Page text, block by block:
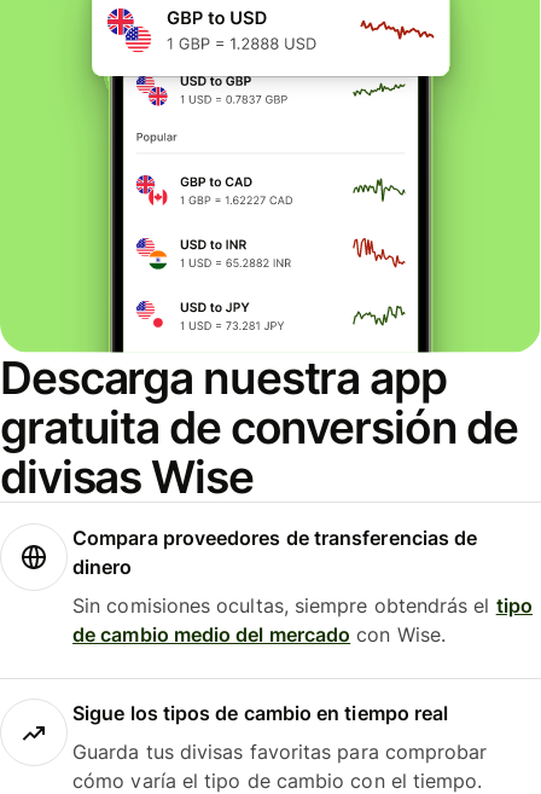
Descarga nuestra app
gratuita de conversión de
divisas Wise
Compara proveedores de transferencias de
dinero
Sin comisiones ocultas, siempre obtendrás el tipo
de cambio medio del mercado con Wise.
Sigue los tipos de cambio en tiempo real
Guarda tus divisas favoritas para comprobar
cómo varía el tipo de cambio con el tiempo.